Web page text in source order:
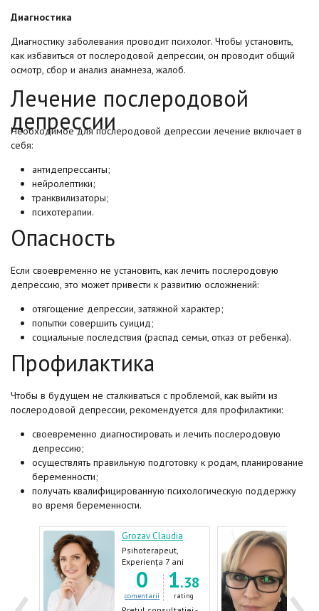
Диагностика
Диагностику заболевания проводит психолог. Чтобы установить,
как избавиться от послеродовой депрессии, он проводит общий
осмотр, сбор и анализ анамнеза, жалоб.
Лечение послеродовой
депрессии
Необходимое для послеродовой депрессии лечение включает в
себя:
антидепрессанты;
нейролептики;
транквилизаторы;
психотерапии.
Опасность
Если своевременно не установить, как лечить послеродовую
депрессию, это может привести к развитию осложнений:
отягощение депрессии, затяжной характер;
попытки совершить суицид;
социальные последствия (распад семьи, отказ от ребенка).
Профилактика
Чтобы в будущем не сталкиваться с проблемой, как выйти из
послеродовой депрессии, рекомендуется для профилактики:
своевременно диагностировать и лечить послеродовую
депрессию;
осуществлять правильную подготовку к родам, планирование
беременности;
получать квалифицированную психологическую поддержку
во время беременности.
Grozav Claudia
Psihoterapeut,
Psiholog, Sexolog
Experiența 7 ani
0
comentarii
1.38
rating